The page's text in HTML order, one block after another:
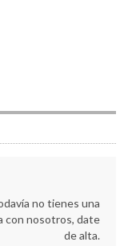
no tienes una
con nosotros, date
de alta.